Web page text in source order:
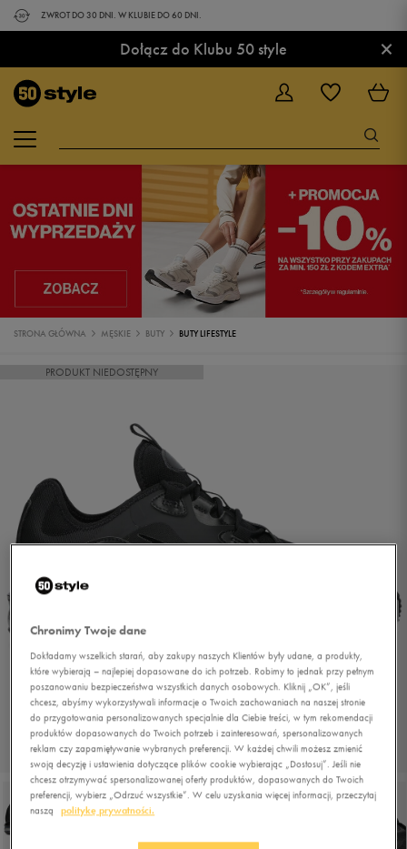
ZWROT DO 30 DNI. W KLUBIE DO 60 DNI.
Dołącz do Klubu 50 style ×
STRONA GŁÓWNA MĘSKIE BUTY BUTY LIFESTYLE
PRODUKT NIEDOSTĘPNY
Chronimy Twoje dane
Dokładamy wszelkich starań, aby zakupy naszych Klientów były udane, a produkty,
które wybierają – najlepiej dopasowane do ich potrzeb. Robimy to jednak przy pełnym
poszanowaniu bezpieczeństwa wszystkich danych osobowych. Kliknij „OK”, jeśli
chcesz, abyśmy wykorzystywali informacje o Twoich zachowaniach na naszej stronie
do przygotowania personalizowanych specjalnie dla Ciebie treści, w tym rekomendacji
produktów dopasowanych do Twoich potrzeb i zainteresowań, spersonalizowanych
reklam czy zapamiętywanie wybranych preferencji. W każdej chwili możesz zmienić
swoją decyzję i ustawienia dotyczące plików cookie wybierając „Dostosuj”. Jeśli nie
chcesz otrzymywać spersonalizowanej oferty produktów, dopasowanych do Twoich
preferencji, wybierz „Odrzuć wszystkie”. W celu uzyskania więcej informacji, przeczytaj
naszą
politykę prywatności.